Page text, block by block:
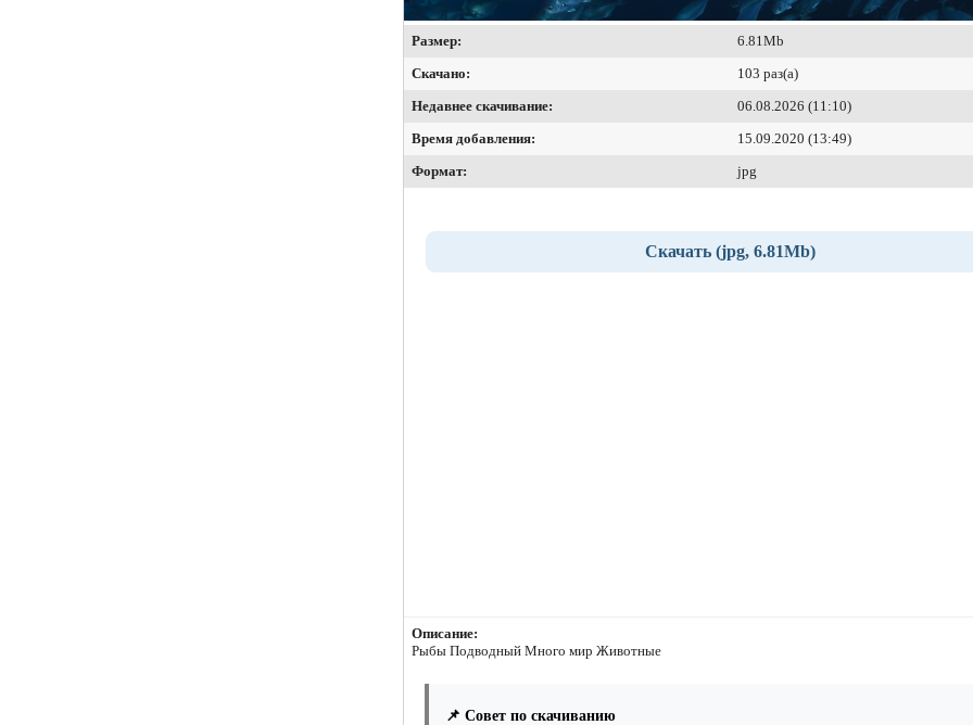
Размер:
6.81Mb
Скачано:
103 раз(а)
Недавнее скачивание:
06.08.2026 (11:10)
Время добавления:
15.09.2020 (13:49)
Формат:
jpg
Скачать (jpg, 6.81Mb)
Описание:
Рыбы Подводный Много мир Животные
📌 Совет по скачиванию